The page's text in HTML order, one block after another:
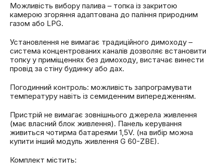
Можливість вибору палива – топка із закритою
камерою згоряння адаптована до паління природним
газом або LPG.
Установлення не вимагає традиційного димоходу –
система концентрованих каналів дозволяє встановити
топку у приміщеннях без димоходу, вистачає винести
провід за стіну будинку або дах.
Погодинний контроль: можливість запрограмувати
температуру навіть із семиденним випередженням.
Пристрій не вимагає зовнішнього джерела живлення
(має власний блок живлення). Панель керування
живиться чотирма батареями 1,5V. (на вибір можна
купити інший модуль живлення G 60-ZBE).
Комплект містить: